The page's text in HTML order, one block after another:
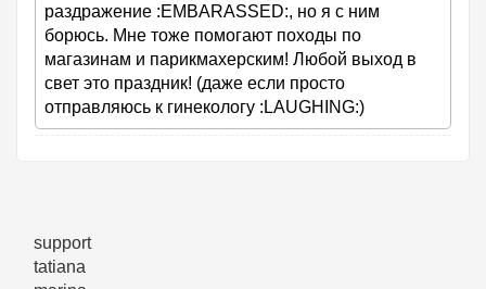
раздражение :EMBARASSED:, но я с ним
борюсь. Мне тоже помогают походы по
магазинам и парикмахерским! Любой выход в
свет это праздник! (даже если просто
отправляюсь к гинекологу :LAUGHING:)
support
tatiana